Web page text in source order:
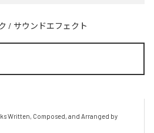
/ サウンドエフェクト
Written, Composed, and Arranged by